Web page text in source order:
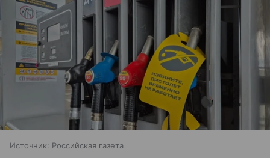
Источник: Российская газета